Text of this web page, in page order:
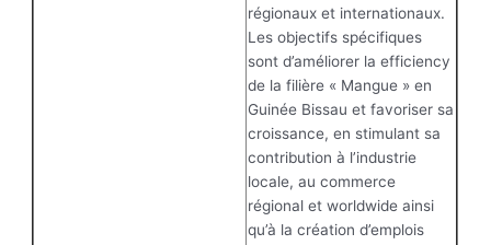
régionaux et internationaux.
Les objectifs spécifiques
sont d’améliorer la efficiency
de la filière « Mangue » en
Guinée Bissau et favoriser sa
croissance, en stimulant sa
contribution à l’industrie
locale, au commerce
régional et worldwide ainsi
qu’à la création d’emplois